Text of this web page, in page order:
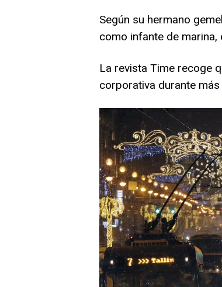
Según su hermano
como infante de
La revista Time recoge
corporativa durante más